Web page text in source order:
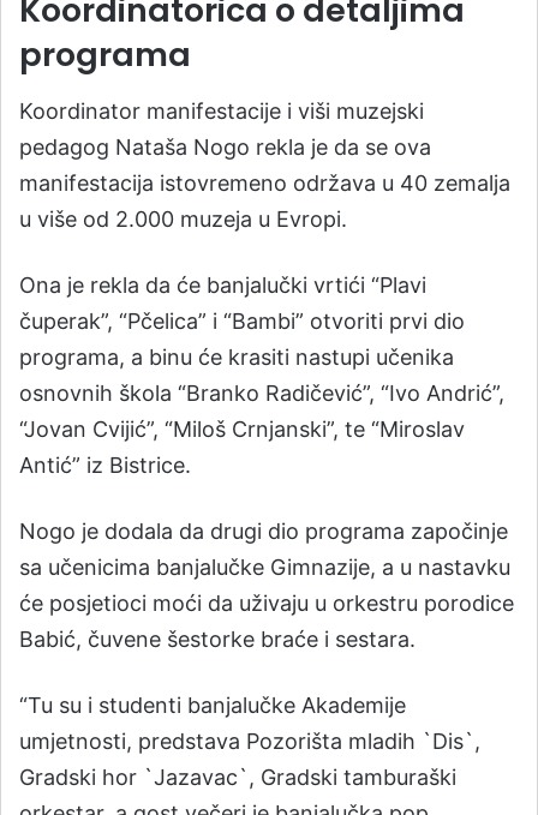
Koordinatorica o detaljima
programa
Koordinator manifestacije i viši muzejski
pedagog Nataša Nogo rekla je da se ova
manifestacija istovremeno održava u 40 zemalja
u više od 2.000 muzeja u Evropi.
Ona je rekla da će banjalučki vrtići “Plavi
čuperak”, “Pčelica” i “Bambi” otvoriti prvi dio
programa, a binu će krasiti nastupi učenika
osnovnih škola “Branko Radičević”, “Ivo Andrić”,
“Jovan Cvijić”, “Miloš Crnjanski”, te “Miroslav
Antić” iz Bistrice.
Nogo je dodala da drugi dio programa započinje
sa učenicima banjalučke Gimnazije, a u nastavku
će posjetioci moći da uživaju u orkestru porodice
Babić, čuvene šestorke braće i sestara.
“Tu su i studenti banjalučke Akademije
umjetnosti, predstava Pozorišta mladih `Dis`,
Gradski hor `Jazavac`, Gradski tamburaški